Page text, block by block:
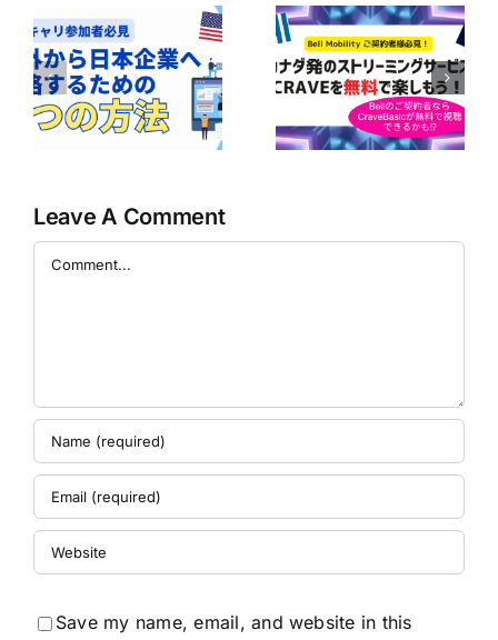
Bell Mobilityユ
ーザー必見！
CraveのBasicプ
ランが無料で楽
しめるかも！？
【Bell契約者は1
年間無料！】
Perplexity Pro
AIの利用ガイド
Leave A Comment
Comment
Save my name, email, and website in this